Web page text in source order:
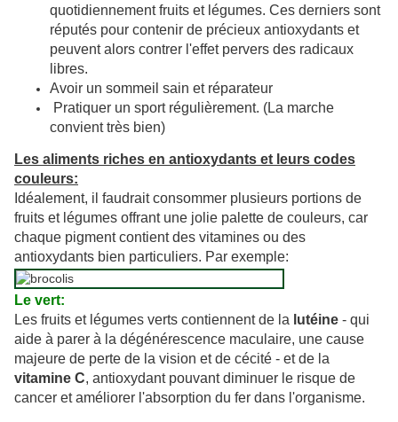
quotidiennement fruits et légumes. Ces derniers sont
réputés pour contenir de précieux antioxydants et
peuvent alors contrer l'effet pervers des radicaux
libres.
Avoir un sommeil sain et réparateur
Pratiquer un sport régulièrement. (La marche
convient très bien)
Les aliments riches en antioxydants et leurs codes
couleurs:
Idéalement, il faudrait consommer plusieurs portions de
fruits et légumes offrant une jolie palette de couleurs, car
chaque pigment contient des vitamines ou des
antioxydants bien particuliers. Par exemple:
Le vert:
Les fruits et légumes verts contiennent de la lutéine - qui
aide à parer à la dégénérescence maculaire, une cause
majeure de perte de la vision et de cécité - et de la
vitamine C, antioxydant pouvant diminuer le risque de
cancer et améliorer l'absorption du fer dans l'organisme.